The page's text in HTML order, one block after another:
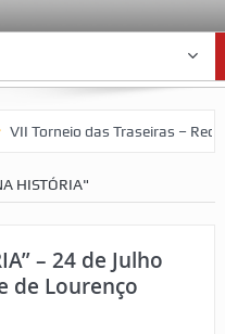
das Traseiras – Recordando
HISTÓRIA"
– 24 de Julho
de Lourenço